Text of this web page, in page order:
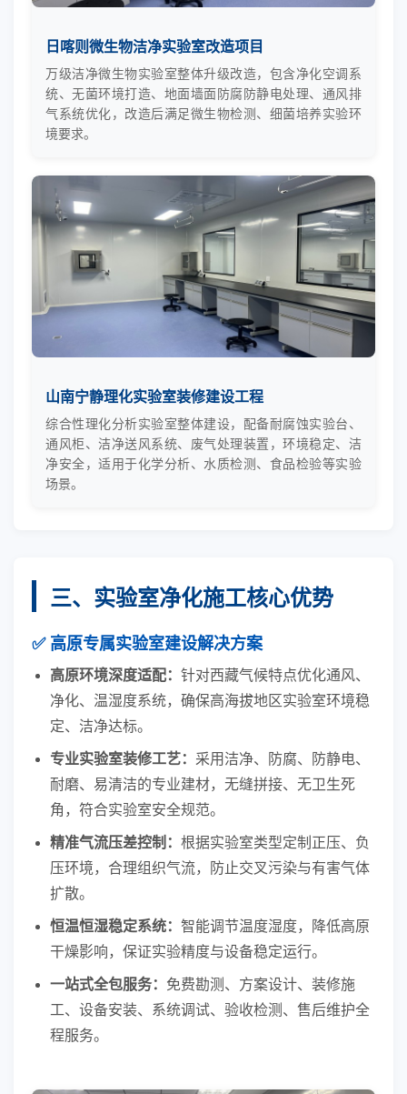
日喀则微生物洁净实验室改造项目
万级洁净微生物实验室整体升级改造，包含净化空调系
统、无菌环境打造、地面墙面防腐防静电处理、通风排
气系统优化，改造后满足微生物检测、细菌培养实验环
境要求。
山南宁静理化实验室装修建设工程
综合性理化分析实验室整体建设，配备耐腐蚀实验台、
通风柜、洁净送风系统、废气处理装置，环境稳定、洁
净安全，适用于化学分析、水质检测、食品检验等实验
场景。
三、实验室净化施工核心优势
✅ 高原专属实验室建设解决方案
高原环境深度适配： 针对西藏气候特点优化通风、
净化、温湿度系统，确保高海拔地区实验室环境稳
定、洁净达标。
专业实验室装修工艺： 采用洁净、防腐、防静电、
耐磨、易清洁的专业建材，无缝拼接、无卫生死
角，符合实验室安全规范。
精准气流压差控制： 根据实验室类型定制正压、负
压环境，合理组织气流，防止交叉污染与有害气体
扩散。
恒温恒湿稳定系统： 智能调节温度湿度，降低高原
干燥影响，保证实验精度与设备稳定运行。
一站式全包服务： 免费勘测、方案设计、装修施
工、设备安装、系统调试、验收检测、售后维护全
程服务。